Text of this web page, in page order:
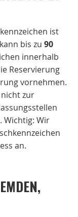
ist
bis zu 90
innerhalb
Reservierung
vornehmen.
zur
. Wichtig: Wir
an.